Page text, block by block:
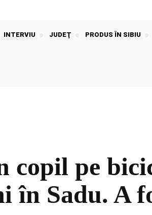
INTERVIU JUDEŢ PRODUS ÎN SIBIU
pe
în Sadu. A